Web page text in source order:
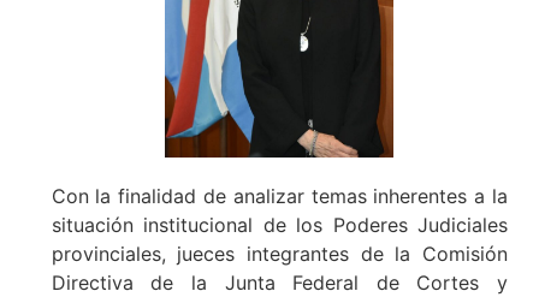
Con la finalidad de analizar temas inherentes a la
situación institucional de los Poderes Judiciales
provinciales, jueces integrantes de la Comisión
Directiva de la Junta Federal de Cortes y